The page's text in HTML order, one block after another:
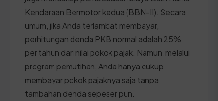
Kendaraan Bermotor kedua (BBN-II). Secara
umum, jika Anda terlambat membayar,
perhitungan denda PKB normal adalah 25%
per tahun dari nilai pokok pajak. Namun, melalui
program pemutihan, Anda hanya cukup
membayar pokok pajaknya saja tanpa
tambahan denda sepeser pun.